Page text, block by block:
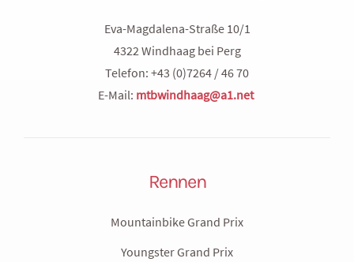
Eva-Magdalena-Straße 10/1
4322 Windhaag bei Perg
Telefon: +43 (0)7264 / 46 70
E-Mail: mtbwindhaag@a1.net
Rennen
Mountainbike Grand Prix
Youngster Grand Prix